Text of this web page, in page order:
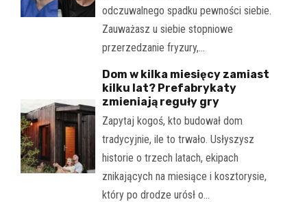
odczuwalnego spadku pewności siebie.
Zauważasz u siebie stopniowe
przerzedzanie fryzury,…
Dom w kilka miesięcy zamiast
kilku lat? Prefabrykaty
zmieniają reguły gry
Zapytaj kogoś, kto budował dom
tradycyjnie, ile to trwało. Usłyszysz
historie o trzech latach, ekipach
znikających na miesiące i kosztorysie,
który po drodze urósł o…